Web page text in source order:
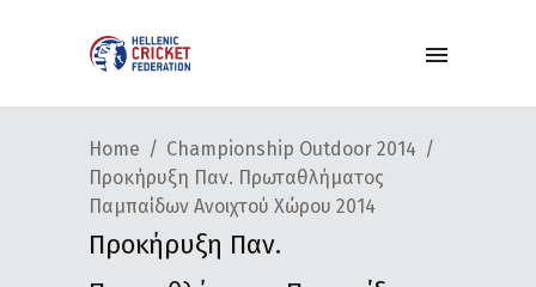
Home
Championship Outdoor 2014
Προκήρυξη Παν. Πρωταθλήματος
Παμπαίδων Ανοιχτού Χώρου 2014
Προκήρυξη Παν.